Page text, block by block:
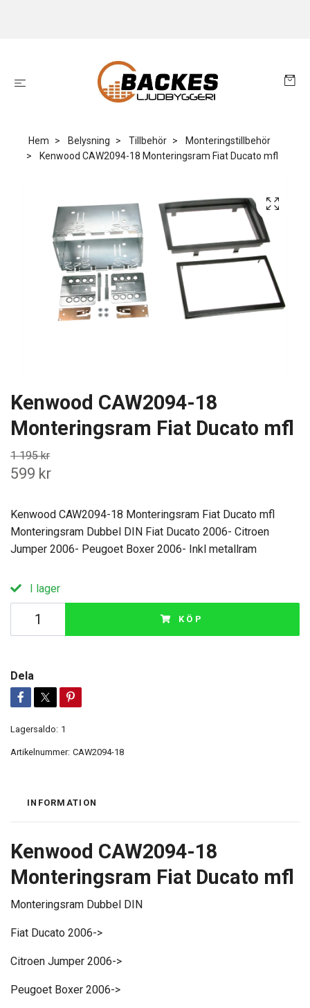
Hem Belysning Tillbehör
Monteringstillbehör
Kenwood CAW2094-18 Monteringsram Fiat Ducato mfl
Kenwood CAW2094-18
Monteringsram Fiat Ducato mfl
1 195 kr
599 kr
Kenwood CAW2094-18 Monteringsram Fiat Ducato mfl
Monteringsram Dubbel DIN Fiat Ducato 2006- Citroen
Jumper 2006- Peugoet Boxer 2006- Inkl metallram
I lager
KÖP
Dela
Lagersaldo: 1
Artikelnummer: CAW2094-18
INFORMATION
Kenwood CAW2094-18
Monteringsram Fiat Ducato mfl
Monteringsram Dubbel DIN
Fiat Ducato 2006->
Citroen Jumper 2006->
Peugoet Boxer 2006->